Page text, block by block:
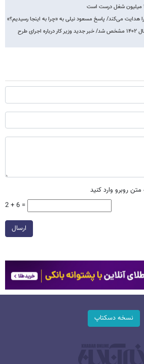
هدایت می‌کند/ پاسخ مسعود نیلی به «چرا به اینجا رسیدیم؟»
سرنوشت یارانه‌ها در سال ۱۴۰۲ مشخص شد/ خبر جدید وزیر کار درباره اجرای طرح
روبرو وارد کنید
2 + 6 =
ارسال
نسخه دسکتاپ